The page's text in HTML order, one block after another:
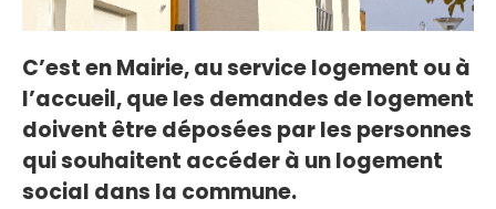
C’est en Mairie, au service logement ou à
l’accueil, que les demandes de logement
doivent être déposées par les personnes
qui souhaitent accéder à un logement
social dans la commune.